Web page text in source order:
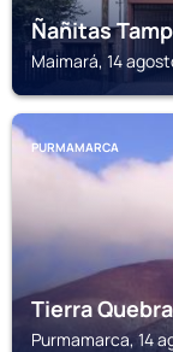
Ñañitas
Maimará, 14
PURMAMARCA
Tierra
Purmamarca, 14